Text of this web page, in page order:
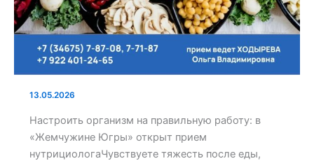
13.05.2026
Настроить организм на правильную работу: в
«Жемчужине Югры» открыт прием
нутрициологаЧувствуете тяжесть после еды,